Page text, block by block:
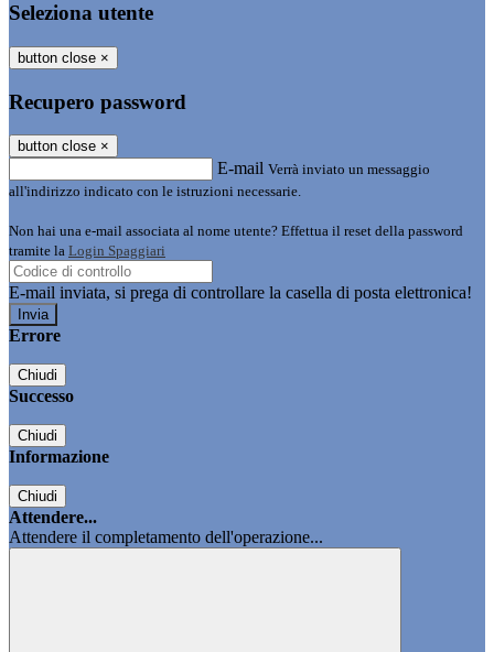
Seleziona utente
button close ×
Recupero password
button close ×
E-mail Verrà inviato un messaggio
all'indirizzo indicato con le istruzioni necessarie.
Non hai una e-mail associata al nome utente? Effettua il reset della password
tramite la Login Spaggiari
E-mail inviata, si prega di controllare la casella di posta elettronica!
Errore
Chiudi
Successo
Chiudi
Informazione
Chiudi
Attendere...
Attendere il completamento dell'operazione...